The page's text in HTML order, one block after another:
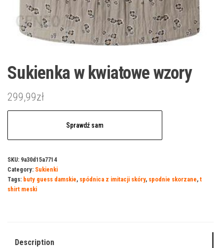
Sukienka w kwiatowe wzory
299,99zł
Sprawdź sam
SKU: 9a30d15a7714
Category: Sukienki
Tags: buty guess damskie, spódnica z imitacji skóry, spodnie skorzane, t
shirt meski
Description